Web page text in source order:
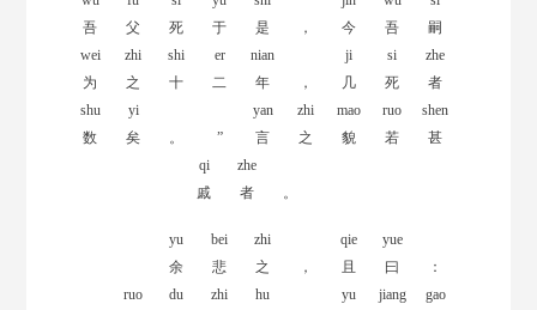
吾
父
死
于
是
，
今
吾
嗣
wei
为
zhi
之
shi
十
er
二
nian
年
，
ji
几
si
死
zhe
者
shu
数
yi
矣
。 ”
yan
言
zhi
之
mao
貌
ruo
若
shen
甚
qi
戚
zhe
者
。
yu
余
bei
悲
zhi
之
，
qie
且
yue
曰
：
ruo
du
zhi
hu
yu
jiang
gao